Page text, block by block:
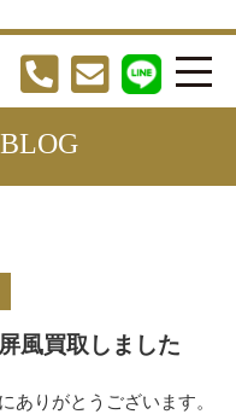
風買取しました
ありがとうございます。